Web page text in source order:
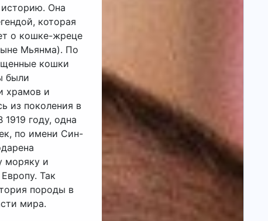
Она
которая
о кошке-жреце
Мьянма). По
кошки
были
храмов и
из поколения в
1919 году, одна
по имени Син-
моряку и
Так
породы в
мира.